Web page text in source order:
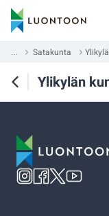
... Satakunta
Ylikylän